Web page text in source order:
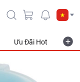
Ưu Đãi Hot